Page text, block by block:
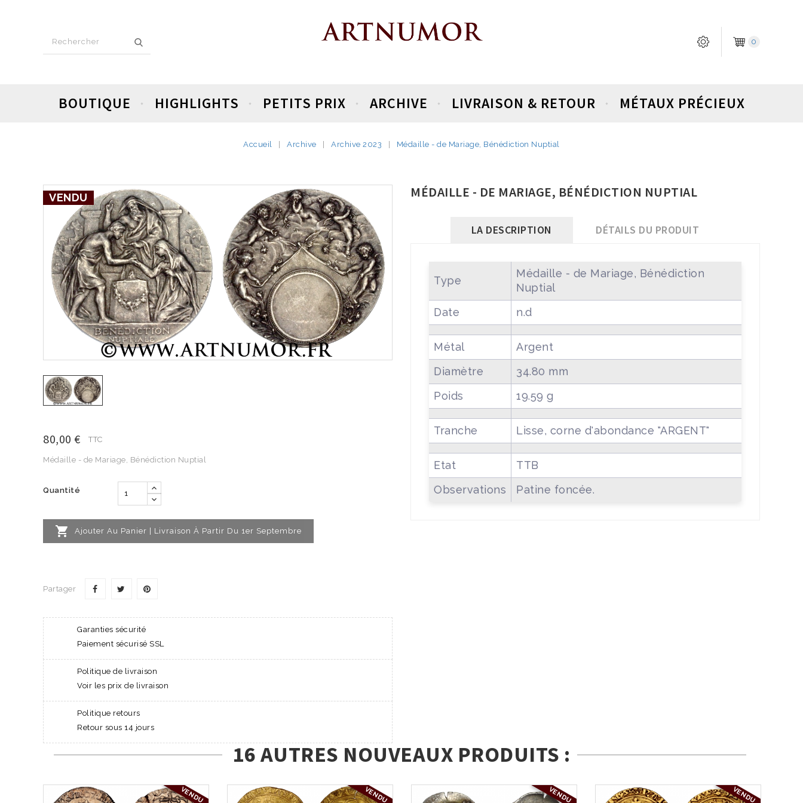
0
BOUTIQUE HIGHLIGHTS PETITS PRIX ARCHIVE LIVRAISON & RETOUR MÉTAUX PRÉCIEUX
Accueil Archive Archive 2023 Médaille - de Mariage, Bénédiction Nuptial
VENDU
80,00 € TTC
Médaille - de Mariage, Bénédiction Nuptial
Quantité
 Ajouter Au Panier | Livraison À Partir Du 1er Septembre
Partager
Garanties sécurité
Paiement sécurisé SSL
Politique de livraison
Voir les prix de livraison
Politique retours
Retour sous 14 jours
MÉDAILLE - DE MARIAGE, BÉNÉDICTION NUPTIAL
LA DESCRIPTION DÉTAILS DU PRODUIT
Type
Médaille - de Mariage, Bénédiction
Nuptial
Date
n.d
Métal
Argent
Diamètre
34.80 mm
Poids
19.59 g
Tranche Lisse, corne d'abondance "ARGENT"
Etat
TTB
Observations
Patine foncée.
16 AUTRES NOUVEAUX PRODUITS :
VENDU VENDU VENDU VENDU